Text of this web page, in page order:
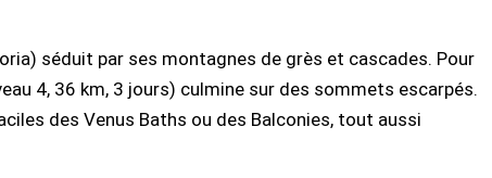
séduit par ses montagnes de grès et cascades. Pour
4, 36 km, 3 jours) culmine sur des sommets escarpés.
des Venus Baths ou des Balconies, tout aussi